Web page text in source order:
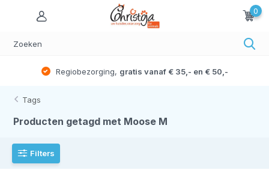
0
Regiobezorging, gratis vanaf € 35,- en € 50,-
Tags
Producten getagd met Moose M
Filters